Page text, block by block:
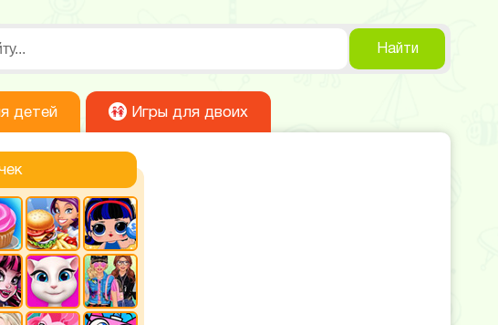
Найти
детей Игры для двоих